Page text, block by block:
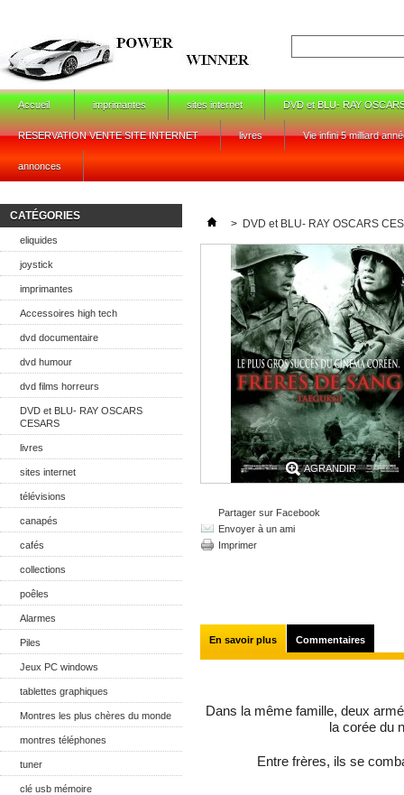
Accueil imprimantes sites internet DVD et BLU- RAY
RESERVATION VENTE SITE INTERNET livres Vie infini 5 milliard
annonces
CATÉGORIES
eliquides
joystick
imprimantes
Accessoires high tech
dvd documentaire
dvd humour
dvd films horreurs
DVD et BLU- RAY OSCARS
CESARS
livres
sites internet
télévisions
canapés
cafés
collections
poêles
Alarmes
Piles
Jeux PC windows
tablettes graphiques
Montres les plus chères du monde
montres téléphones
tuner
clé usb mémoire
> DVD et BLU- RAY OSCARS
AGRANDIR
Partager sur Facebook
Envoyer à un ami
Imprimer
En savoir plus Commentaires
Dans la même famille, deux
la corée du
Entre frères, ils se